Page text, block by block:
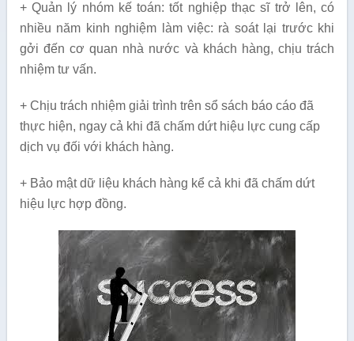
+ Quản lý nhóm kế toán: tốt nghiệp thạc sĩ trở lên, có
nhiều năm kinh nghiệm làm việc: rà soát lại trước khi
gởi đến cơ quan nhà nước và khách hàng, chịu trách
nhiệm tư vấn.
+ Chịu trách nhiệm giải trình trên sổ sách báo cáo đã
thực hiện, ngay cả khi đã chấm dứt hiệu lực cung cấp
dịch vụ đối với khách hàng.
+ Bảo mật dữ liệu khách hàng kể cả khi đã chấm dứt
hiệu lực hợp đồng.